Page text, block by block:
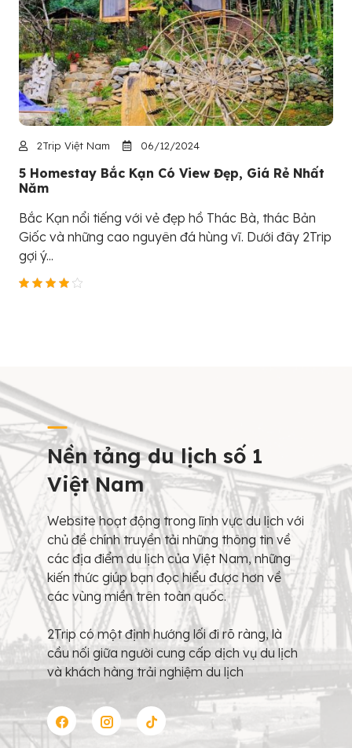
2Trip Việt Nam 06/12/2024
5 Homestay Bắc Kạn Có View Đẹp, Giá Rẻ Nhất
Năm
Bắc Kạn nổi tiếng với vẻ đẹp hồ Thác Bà, thác Bản
Giốc và những cao nguyên đá hùng vĩ. Dưới đây 2Trip
gợi ý...
Nền tảng du lịch số 1
Việt Nam
Website hoạt động trong lĩnh vực du lịch với
chủ đề chính truyền tải những thông tin về
các địa điểm du lịch của Việt Nam, những
kiến thức giúp bạn đọc hiểu được hơn về
các vùng miền trên toàn quốc.
2Trip có một định hướng lối đi rõ ràng, là
cầu nối giữa người cung cấp dịch vụ du lịch
và khách hàng trải nghiệm du lịch